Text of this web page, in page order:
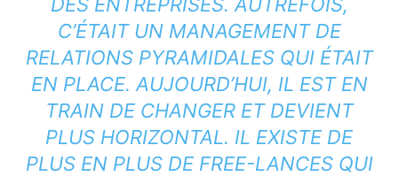
C’ÉTAIT UN MANAGEMENT DE
RELATIONS PYRAMIDALES QUI ÉTAIT
EN PLACE. AUJOURD’HUI, IL EST EN
TRAIN DE CHANGER ET DEVIENT
PLUS HORIZONTAL. IL EXISTE DE
PLUS EN PLUS DE FREE-LANCES QUI